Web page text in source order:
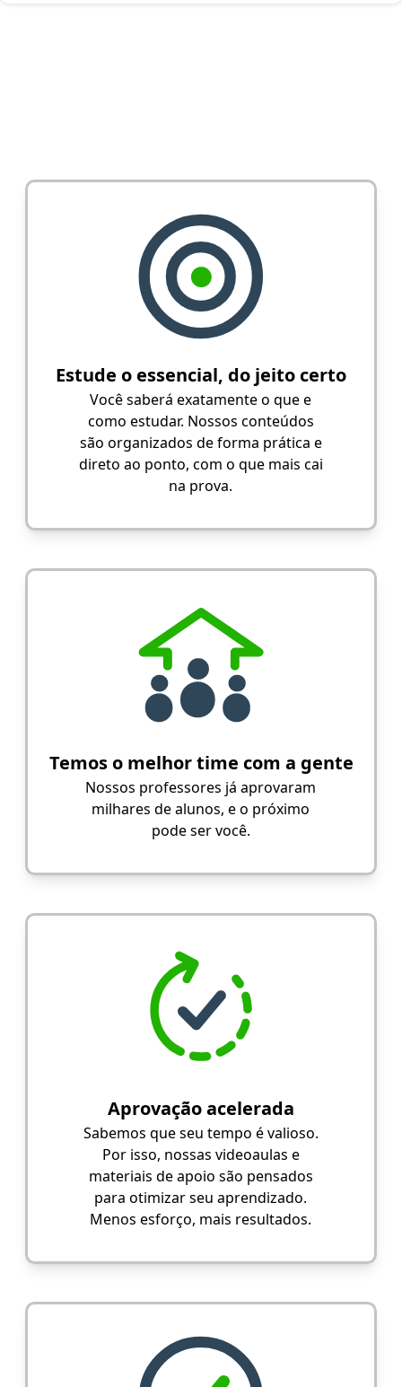
Estude o essencial, do jeito certo
Você saberá exatamente o que e
como estudar. Nossos conteúdos
são organizados de forma prática e
direto ao ponto, com o que mais cai
na prova.
Temos o melhor time com a gente
Nossos professores já aprovaram
milhares de alunos, e o próximo
pode ser você.
Aprovação acelerada
Sabemos que seu tempo é valioso.
Por isso, nossas videoaulas e
materiais de apoio são pensados
para otimizar seu aprendizado.
Menos esforço, mais resultados.